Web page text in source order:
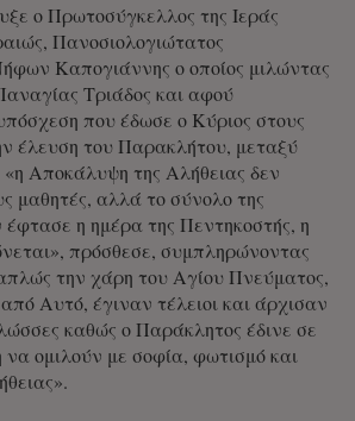
ο Πρωτοσύγκελλος της Ιεράς
Πανοσιολογιώτατος
Καπογιάννης ο οποίος μιλώντας
Τριάδος και αφού
που έδωσε ο Κύριος στους
έλευση του Παρακλήτου, μεταξύ
Αποκάλυψη της Αλήθειας δεν
μαθητές, αλλά το σύνολο της
η ημέρα της Πεντηκοστής, η
πρόσθεσε, συμπληρώνοντας
την χάρη του Αγίου Πνεύματος,
Αυτό, έγιναν τέλειοι και άρχισαν
καθώς ο Παράκλητος έδινε σε
ομιλούν με σοφία, φωτισμό και